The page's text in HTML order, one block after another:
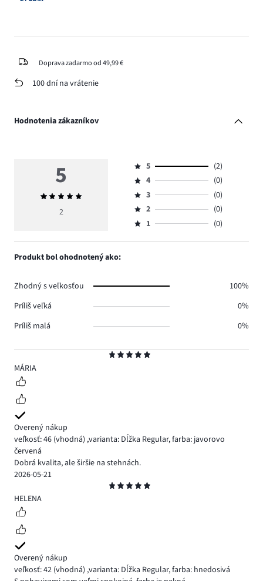
Doprava zadarmo od 49,99 €
100 dní na vrátenie
Hodnotenia zákazníkov
5
MÁRIA
Overený nákup
veľkosť: 46 (vhodná) ,varianta: Dĺžka Regular,farba: javorovo
červená
Dobrá kvalita, ale širšie na stehnách.
2026-05-21
5
HELENA
Overený nákup
veľkosť: 42 (vhodná) ,varianta: Dĺžka Regular,farba: hnedosivá
5
Priemerné
hodnotenie
2
Hodnotenie
5,
počet
hlasov
2.
5
(2)
Hodnotenie
4,
počet
hlasov
4
(0)
Hodnotenie
3,
počet
3
(0)
Hodnotenie
2,
2
(0)
Hodnotenie
1,
1 (0)
Produkt bol ohodnotený ako:
Zhodný s veľkosťou
100%
Príliš veľká
0%
Príliš malá
0%